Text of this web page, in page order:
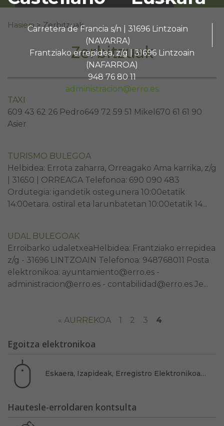
Carretera de Francia s/n | 31696 Lintzoain
(NAVARRA)
Frantziako errepidea, z/g | 31696 Lintzoain
(NAFARROA)
948 76 80 11
administracion@erro.es
Search for:
Hasiera > Zerbitzuak
Zerbitzuak
TAXI
609 43 62 26 Pedro649 72 59 51 Mikel670 61 61 90
Asier
TURISMO BULEGOA
Helbidea: Errota zaharra, Orreagako Ama karrika, z/g
| 31650 | ORREAGA Telefonoa: 690 090 483
Ordutegia: igandetik ostegunera 10:00etatik
14:00etara. ostiral eta larunbatetan 10:00etatik 14...
UDAL BULEGOAK
Erroibarko udaletxeaHelbidea: Frantziako errepidea
z/g - 31696 LINTZOAIN Telefonoa: 948768011 Posta
elektronikoa: ayuntamiento@erro.es -
administracion@erro.es - contabilidad@erro.es Je...
« AURREKOA 1 2 3 4
Egoitza elektronikoa
Eskaera, Izapideak, Erregistro Elektronikoa…
Hautesle-erroldaren kontsulta